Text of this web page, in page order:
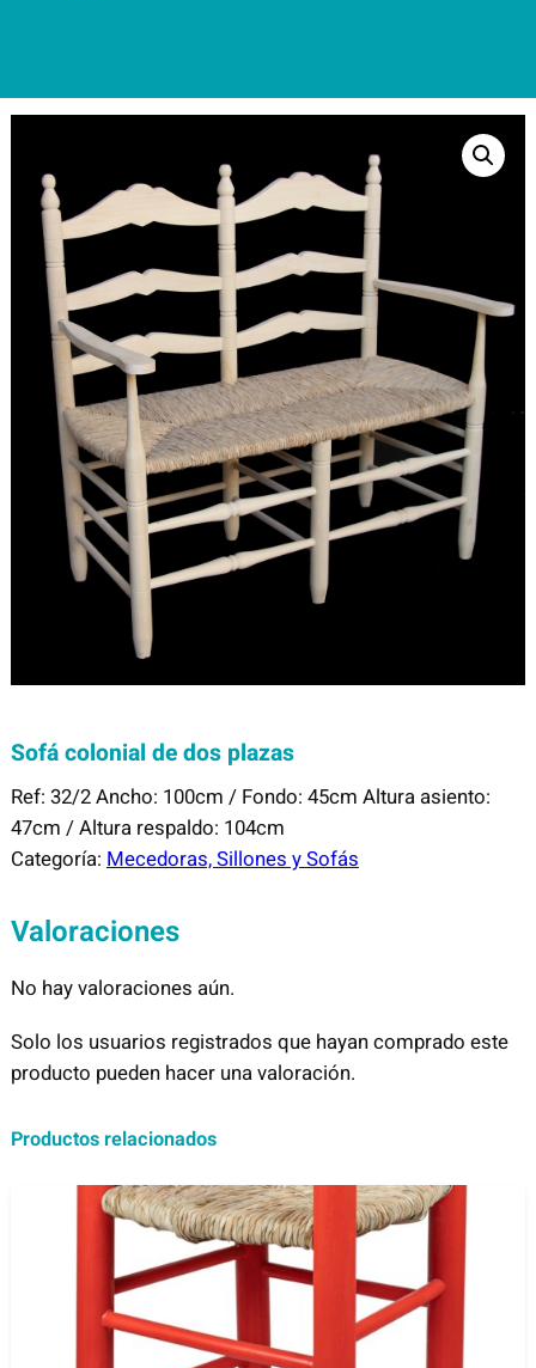
Sofá colonial de dos plazas
Ref: 32/2 Ancho: 100cm / Fondo: 45cm Altura asiento:
47cm / Altura respaldo: 104cm
Categoría: Mecedoras, Sillones y Sofás
Valoraciones
No hay valoraciones aún.
Solo los usuarios registrados que hayan comprado este
producto pueden hacer una valoración.
Productos relacionados